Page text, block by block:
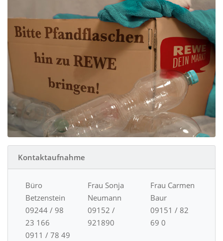
Kontaktaufnahme
Büro
Betzenstein
09244 / 98
23 166
0911 / 78 49
Frau Sonja
Neumann
09152 /
921890
Frau Carmen
Baur
09151 / 82
69 0